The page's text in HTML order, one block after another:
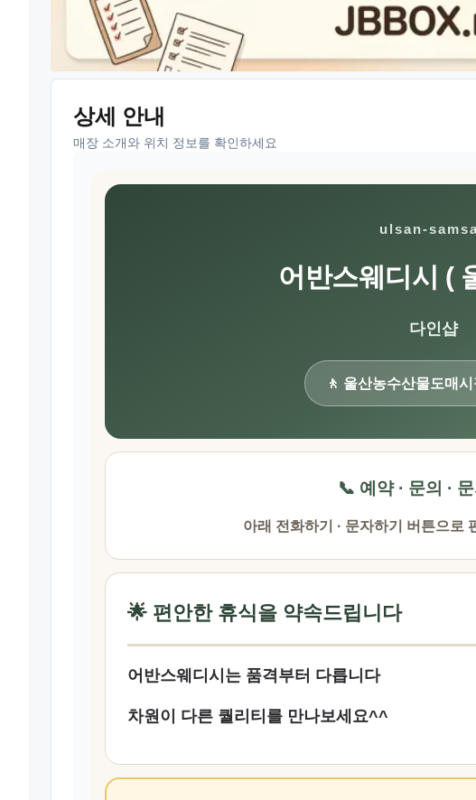
상세 안내
매장 소개와 위치 정보를 확인하세요
ulsan-
어반스웨디시 (
다인샵
🚶 울산농수산물도매
📞 예약 · 문의 ·
아래 전화하기 · 문자하기 버튼으로
🌟 편안한 휴식을 약속드립니다
어반스웨디시는 품격부터 다릅니다
차원이 다른 퀄리티를 만나보세요^^